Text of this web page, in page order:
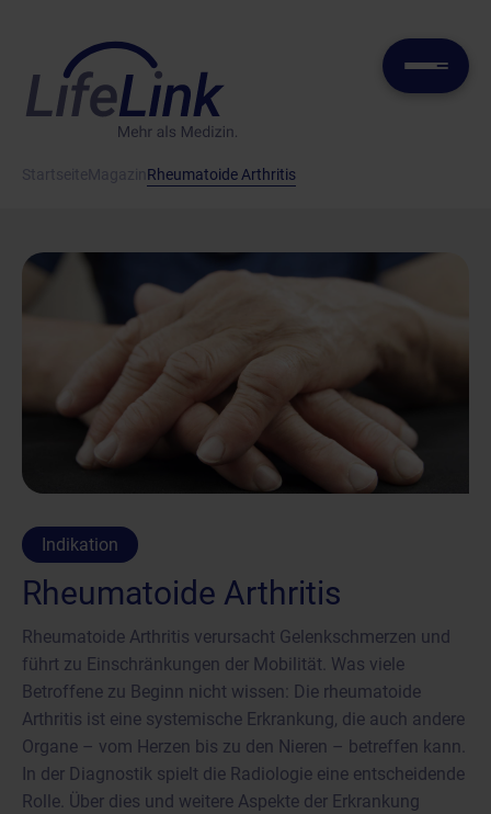
Rheumatoide Arthritis
Indikation
Rheumatoide Arthritis
Rheumatoide Arthritis verursacht Gelenkschmerzen und
führt zu Einschränkungen der Mobilität. Was viele
Betroffene zu Beginn nicht wissen: Die rheumatoide
Arthritis ist eine systemische Erkrankung, die auch andere
Organe – vom Herzen bis zu den Nieren – betreffen kann.
In der Diagnostik spielt die Radiologie eine entscheidende
Rolle. Über dies und weitere Aspekte der Erkrankung